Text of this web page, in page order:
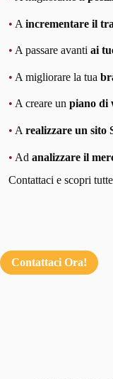
• A incrementare il
• A passare avanti ai
• A migliorare la tua
• A creare un piano di
• A realizzare un sito
• Ad analizzare il
Contattaci e scopri
Contattaci Ora!